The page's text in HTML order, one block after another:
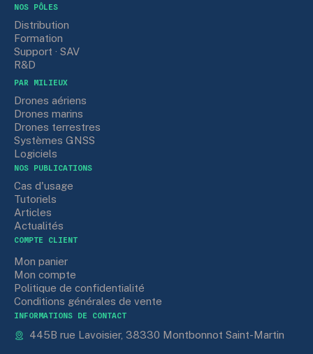
NOS PÔLES
Distribution
Formation
Support · SAV
R&D
PAR MILIEUX
Drones aériens
Drones marins
Drones terrestres
Systèmes GNSS
Logiciels
NOS PUBLICATIONS
Cas d'usage
Tutoriels
Articles
Actualités
COMPTE CLIENT
Mon panier
Mon compte
Politique de confidentialité
Conditions générales de vente
INFORMATIONS DE CONTACT
445B rue Lavoisier, 38330 Montbonnot Saint-Martin